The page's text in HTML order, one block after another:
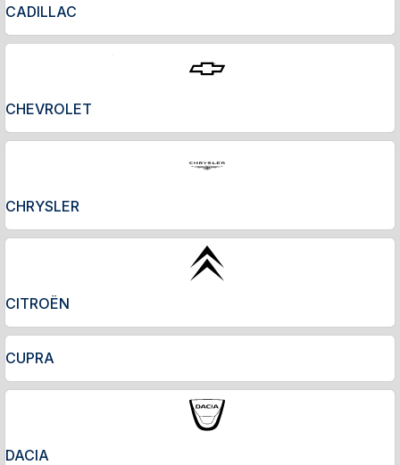
CADILLAC
CHEVROLET
CHRYSLER
CITROËN
CUPRA
DACIA